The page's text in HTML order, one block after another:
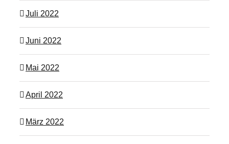
Juli 2022
Juni 2022
Mai 2022
April 2022
März 2022